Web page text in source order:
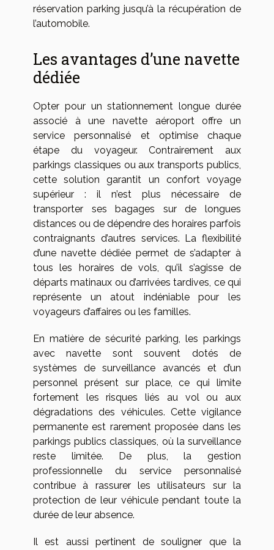
réservation parking jusqu’à la récupération de
l’automobile.
Les avantages d’une navette
dédiée
Opter pour un stationnement longue durée
associé à une navette aéroport offre un
service personnalisé et optimise chaque
étape du voyageur. Contrairement aux
parkings classiques ou aux transports publics,
cette solution garantit un confort voyage
supérieur : il n’est plus nécessaire de
transporter ses bagages sur de longues
distances ou de dépendre des horaires parfois
contraignants d’autres services. La flexibilité
d’une navette dédiée permet de s’adapter à
tous les horaires de vols, qu’il s’agisse de
départs matinaux ou d’arrivées tardives, ce qui
représente un atout indéniable pour les
voyageurs d’affaires ou les familles.
En matière de sécurité parking, les parkings
avec navette sont souvent dotés de
systèmes de surveillance avancés et d’un
personnel présent sur place, ce qui limite
fortement les risques liés au vol ou aux
dégradations des véhicules. Cette vigilance
permanente est rarement proposée dans les
parkings publics classiques, où la surveillance
reste limitée. De plus, la gestion
professionnelle du service personnalisé
contribue à rassurer les utilisateurs sur la
protection de leur véhicule pendant toute la
durée de leur absence.
Il est aussi pertinent de souligner que la